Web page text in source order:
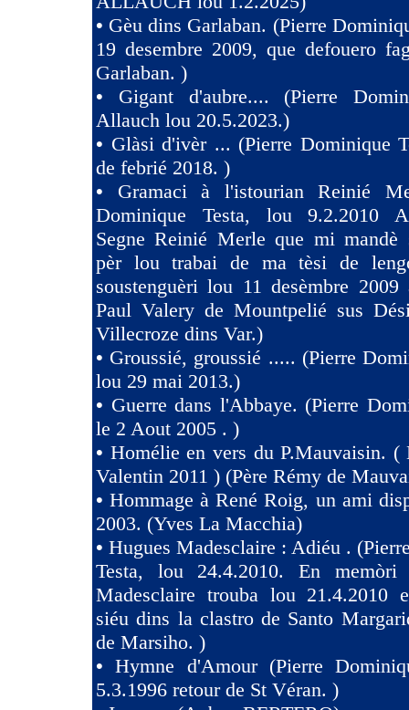
• Gèu dins Garlaban. (Pierre
19 desembre 2009, que defouero
Garlaban. )
• Gigant d'aubre.... (Pierre
Allauch lou 20.5.2023.)
• Glàsi d'ivèr ... (Pierre Dominique
de febrié 2018. )
• Gramaci à l'istourian Reinié
Dominique Testa, lou 9.2.2010
Segne Reinié Merle que mi mandè
pèr lou trabai de ma tèsi de
soustenguèri lou 11 desèmbre
Paul Valery de Mountpelié sus
Villecroze dins Var.)
• Groussié, groussié ..... (Pierre
lou 29 mai 2013.)
• Guerre dans l'Abbaye. (Pierre
le 2 Aout 2005 . )
• Homélie en vers du P.Mauvaisin. (
Valentin 2011 ) (Père Rémy de
•Hommage à René Roig, un ami
2003. (Yves La Macchia)
• Hugues Madesclaire : Adiéu .
Testa, lou 24.4.2010. En memòri
Madesclaire trouba lou 21.4.2010
siéu dins la clastro de Santo
de Marsiho. )
•Hymne d'Amour (Pierre
5.3.1996 retour de St Véran. )